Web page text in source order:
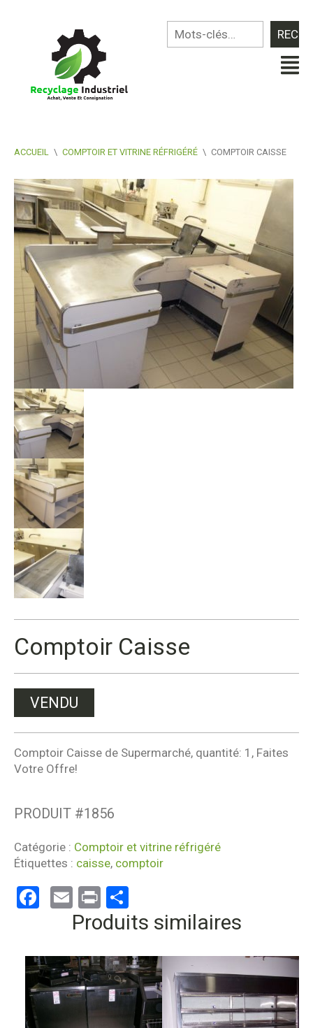
ACCUEIL \ COMPTOIR ET VITRINE RÉFRIGÉRÉ \ COMPTOIR CAISSE
Comptoir Caisse
VENDU
Comptoir Caisse de Supermarché, quantité: 1, Faites
Votre Offre!
PRODUIT #1856
Catégorie : Comptoir et vitrine réfrigéré
Étiquettes : caisse, comptoir
Facebook
Email
Print
Produits similaires